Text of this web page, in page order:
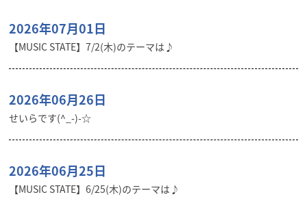
2026年07月01日
【MUSIC STATE】7/2(木)のテーマは♪
2026年06月26日
せいらです(^_-)-☆
2026年06月25日
【MUSIC STATE】6/25(木)のテーマは♪